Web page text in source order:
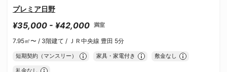
プレミア日野
¥35,000 - ¥42,000 満室
7.95㎡〜 / 3階建て / ＪＲ中央線 豊田 5分
短期契約（マンスリー） 家具・家電付き 敷金なし
礼金なし